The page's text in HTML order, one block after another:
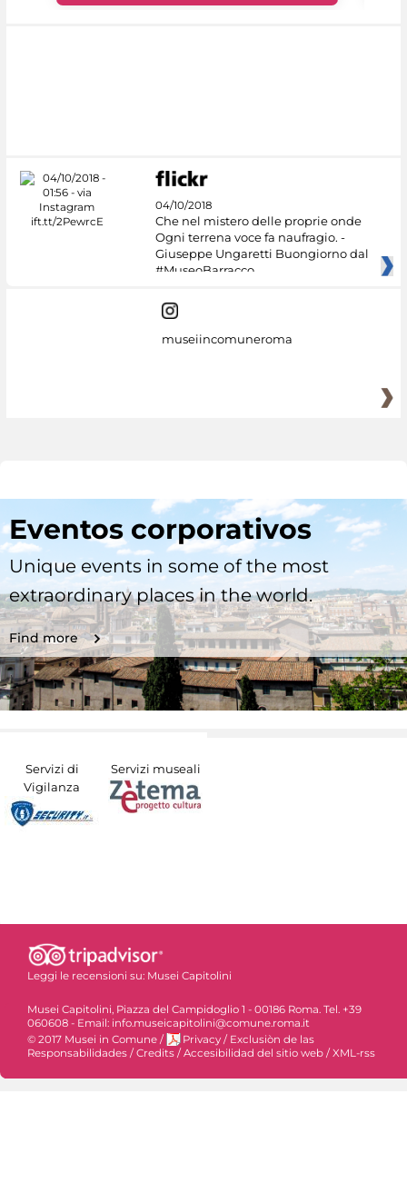
04/10/2018
Che nel mistero delle proprie onde
Ogni terrena voce fa naufragio. -
Giuseppe Ungaretti Buongiorno dal
#MuseoBarracco
museiincomuneroma
Eventos corporativos
Unique events in some of the most
extraordinary places in the world.
Find more
Servizi di
Vigilanza
Servizi museali
Leggi le recensioni su: Musei Capitolini
Musei Capitolini, Piazza del Campidoglio 1 - 00186 Roma. Tel. +39
060608 - Email: info.museicapitolini@comune.roma.it
© 2017 Musei in Comune / Privacy / Exclusiòn de las
Responsabilidades / Credits / Accesibilidad del sitio web / XML-rss